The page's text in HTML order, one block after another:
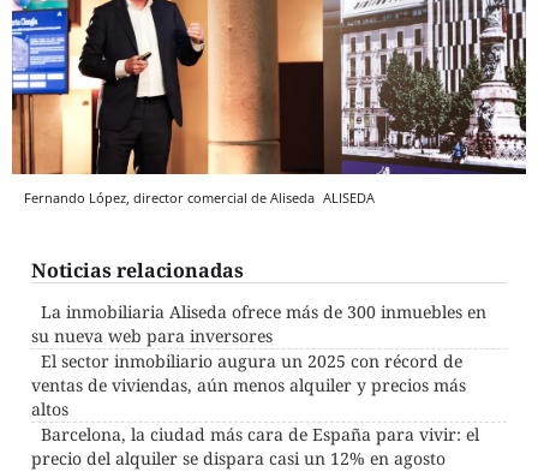
Fernando López, director comercial de Aliseda ALISEDA
Noticias relacionadas
La inmobiliaria Aliseda ofrece más de 300 inmuebles en
su nueva web para inversores
El sector inmobiliario augura un 2025 con récord de
ventas de viviendas, aún menos alquiler y precios más
altos
Barcelona, la ciudad más cara de España para vivir: el
precio del alquiler se dispara casi un 12% en agosto